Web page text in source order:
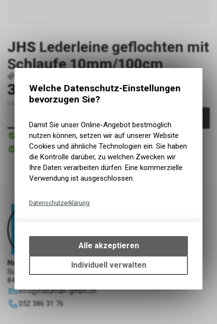
JHS Lederleine geflochten mit
Schlaufe 10mm/100cm
30.90CHF
inkl. MwSt., zzgl. Versandkosten
Sofort verfügbar
Versand
Sofort abholbar
Abholung NaturNah GmbH
NaturNah GmbH
Sunnehofstrasse 7
8493 Saland
info@naturnah-gmbh.ch
052 386 31 76
Welche Datenschutz-Einstellungen
bevorzugen Sie?
Damit Sie unser Online-Angebot bestmöglich
nutzen können, setzen wir auf unserer Website
Cookies und ähnliche Technologien ein. Sie haben
die Kontrolle darüber, zu welchen Zwecken wir
Ihre Daten verarbeiten dürfen. Eine kommerzielle
Verwendung ist ausgeschlossen.
Datenschutzerklärung
bestimmte Interaktionen und
Einstellungen auf Ihrem Gerät,
um die grundlegenden
Funktionen unseres Online-
des Warenkorbs, zu
Alle akzeptieren
Individuell verwalten